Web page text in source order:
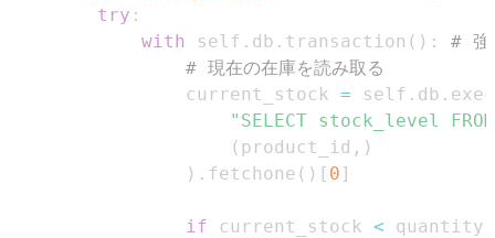
try :
with
self . db . transaction ( ) :
# 強
# 現在の在庫を読み取る
                current_stock
= self . db .
"SELECT stock_level
( product_id , )
) . fetchone ( ) [ 0 ]
if current_stock < quantity